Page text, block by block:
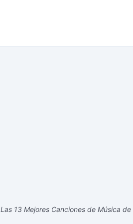
Las 13 Mejores Canciones de Música